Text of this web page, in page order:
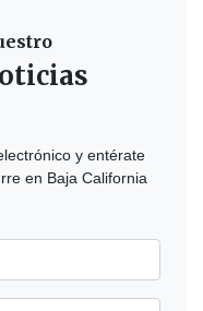
y entérate
en Baja California